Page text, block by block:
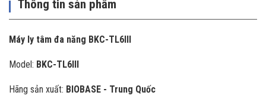
Thông tin sản phẩm
Máy ly tâm đa năng BKC-TL6III
Model: BKC-TL6III
Hãng sản xuất: BIOBASE - Trung Quốc